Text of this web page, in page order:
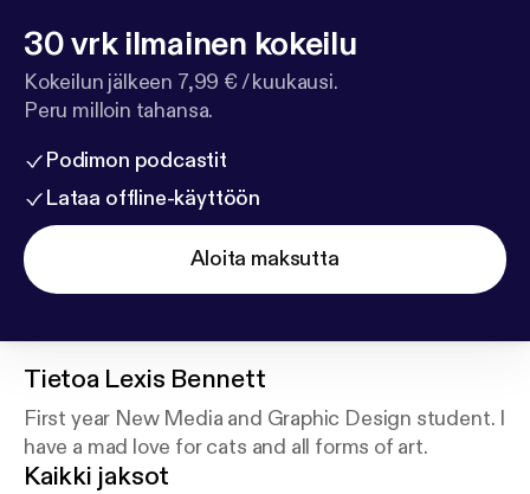
30 vrk ilmainen kokeilu
Kokeilun jälkeen 7,99 € / kuukausi.
Peru milloin tahansa.
Podimon podcastit
Lataa offline-käyttöön
Aloita maksutta
Tietoa Lexis Bennett
First year New Media and Graphic Design student. I
have a mad love for cats and all forms of art.
Kaikki jaksot